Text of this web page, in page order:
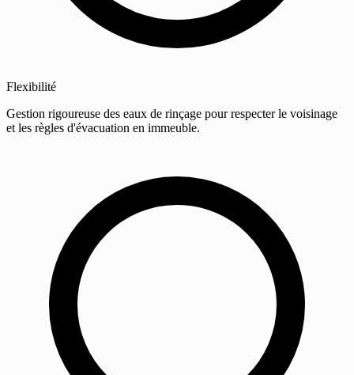
Flexibilité
Gestion rigoureuse des eaux de rinçage pour respecter le voisinage
et les règles d'évacuation en immeuble.